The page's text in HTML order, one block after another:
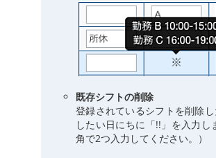
既存シフトの削除
登録されているシフトを削除
したい日にちに「!!」を入力し
角で2つ入力してください。）